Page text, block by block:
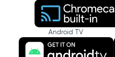
Android TV